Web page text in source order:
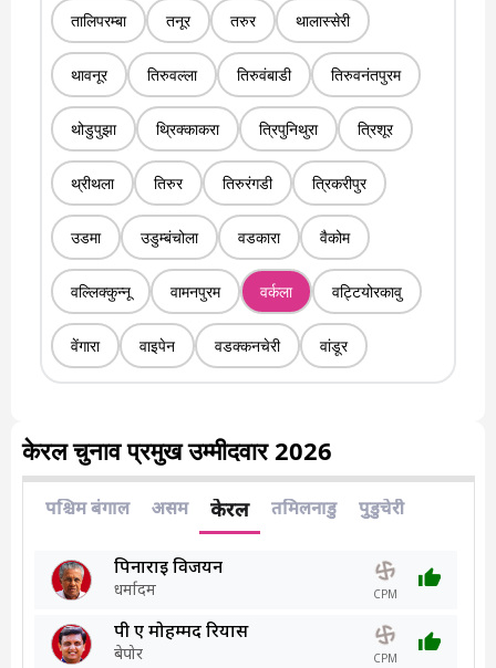
तालिपरम्बा तनूर तरुर थालास्सेरी
थावनूर तिरुवल्ला तिरुवंबाडी तिरुवनंतपुरम
थोडुपुझा थ्रिक्काकरा त्रिपुनिथुरा त्रिशूर
थ्रीथला तिरुर तिरुरंगडी त्रिकरीपुर
उडमा उडुम्बंचोला वडकारा वैकोम
वल्लिक्कुन्नू वामनपुरम वर्कला वट्टियोरकावु
वेंगारा वाइपेन वडक्कनचेरी वांडूर
केरल चुनाव प्रमुख उम्मीदवार 2026